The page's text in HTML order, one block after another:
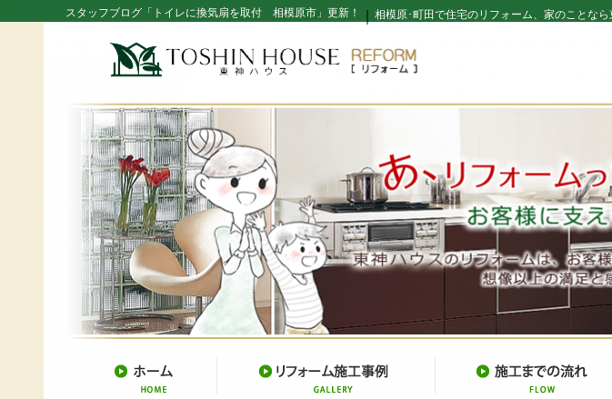
スタッフブログ「トイレに換気扇を取付 相模原市」更新！ 相模原･町田で住宅のリフォーム、家のことな